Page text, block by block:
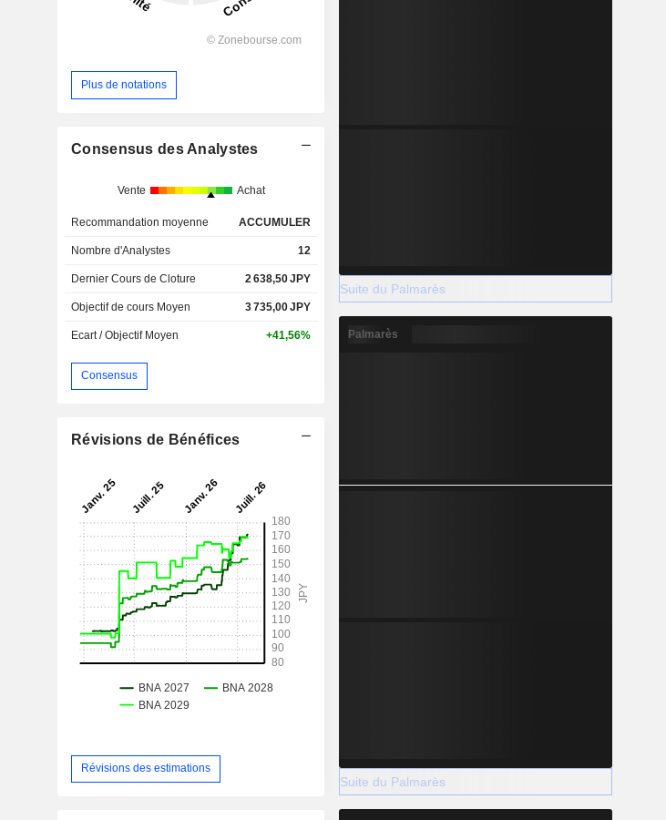
Plus de notations
Consensus des Analystes
Vente Achat
Recommandation moyenne ACCUMULER
Nombre d'Analystes 12
Dernier Cours de Cloture 2 638,50JPY
Objectif de cours Moyen 3 735,00JPY
Ecart / Objectif Moyen +41,56%
Consensus
Révisions de Bénéfices
Révisions des estimations
Suite du Palmarès
Palmarès
Suite du Palmarès